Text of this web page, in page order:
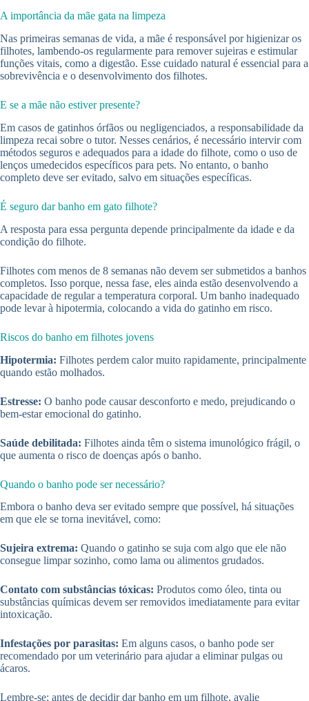
A importância da mãe gata na limpeza
Nas primeiras semanas de vida, a mãe é responsável por higienizar os
filhotes, lambendo-os regularmente para remover sujeiras e estimular
funções vitais, como a digestão. Esse cuidado natural é essencial para a
sobrevivência e o desenvolvimento dos filhotes.
E se a mãe não estiver presente?
Em casos de gatinhos órfãos ou negligenciados, a responsabilidade da
limpeza recai sobre o tutor. Nesses cenários, é necessário intervir com
métodos seguros e adequados para a idade do filhote, como o uso de
lenços umedecidos específicos para pets. No entanto, o banho
completo deve ser evitado, salvo em situações específicas.
É seguro dar banho em gato filhote?
A resposta para essa pergunta depende principalmente da idade e da
condição do filhote.
Filhotes com menos de 8 semanas não devem ser submetidos a banhos
completos. Isso porque, nessa fase, eles ainda estão desenvolvendo a
capacidade de regular a temperatura corporal. Um banho inadequado
pode levar à hipotermia, colocando a vida do gatinho em risco.
Riscos do banho em filhotes jovens
Hipotermia: Filhotes perdem calor muito rapidamente, principalmente
quando estão molhados.
Estresse: O banho pode causar desconforto e medo, prejudicando o
bem-estar emocional do gatinho.
Saúde debilitada: Filhotes ainda têm o sistema imunológico frágil, o
que aumenta o risco de doenças após o banho.
Quando o banho pode ser necessário?
Embora o banho deva ser evitado sempre que possível, há situações
em que ele se torna inevitável, como:
Sujeira extrema: Quando o gatinho se suja com algo que ele não
consegue limpar sozinho, como lama ou alimentos grudados.
Contato com substâncias tóxicas: Produtos como óleo, tinta ou
substâncias químicas devem ser removidos imediatamente para evitar
intoxicação.
Infestações por parasitas: Em alguns casos, o banho pode ser
recomendado por um veterinário para ajudar a eliminar pulgas ou
ácaros.
Lembre-se: antes de decidir dar banho em um filhote, avalie